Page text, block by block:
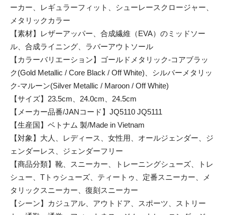
ーカー、レギュラーフィット、シューレースクロージャー、
メタリックカラー
【素材】レザーアッパー、合成繊維（EVA）のミッドソー
ル、合成ライニング、ラバーアウトソール
【カラーバリエーション】ゴールドメタリック-コアブラッ
ク(Gold Metallic / Core Black / Off White)、シルバーメタリッ
ク-マルーン(Silver Metallic / Maroon / Off White)
【サイズ】23.5cm、24.0cm、24.5cm
【メーカー品番/JANコード】JQ5110 JQ5111
【生産国】ベトナム 製/Made in Vietnam
【対象】大人、レディース、女性用、オールジェンダー、ジ
ェンダーレス、ジェンダーフリー
【商品分類】靴、スニーカー、トレーニングシューズ、トレ
シュー、Tトゥシューズ、ティートゥ、定番スニーカー、メ
タリックスニーカー、復刻スニーカー
【シーン】カジュアル、アウトドア、スポーツ、ストリー